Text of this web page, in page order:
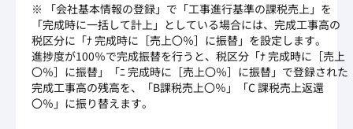
※ 「会社基本情報の登録」で「工事進行基準の課税売上」を
「完成時に一括して計上」としている場合には、完成工事高の
税区分に「ﾅ 完成時に［売上〇％］に振替」を設定します。
進捗度が100％で完成振替を行うと、税区分「ﾅ 完成時に［売上
〇％］に振替」「ﾆ 完成時に［売上〇％］に振替」で登録された
完成工事高の残高を、「B課税売上〇％」「C 課税売上返還
〇％」に振り替えます。